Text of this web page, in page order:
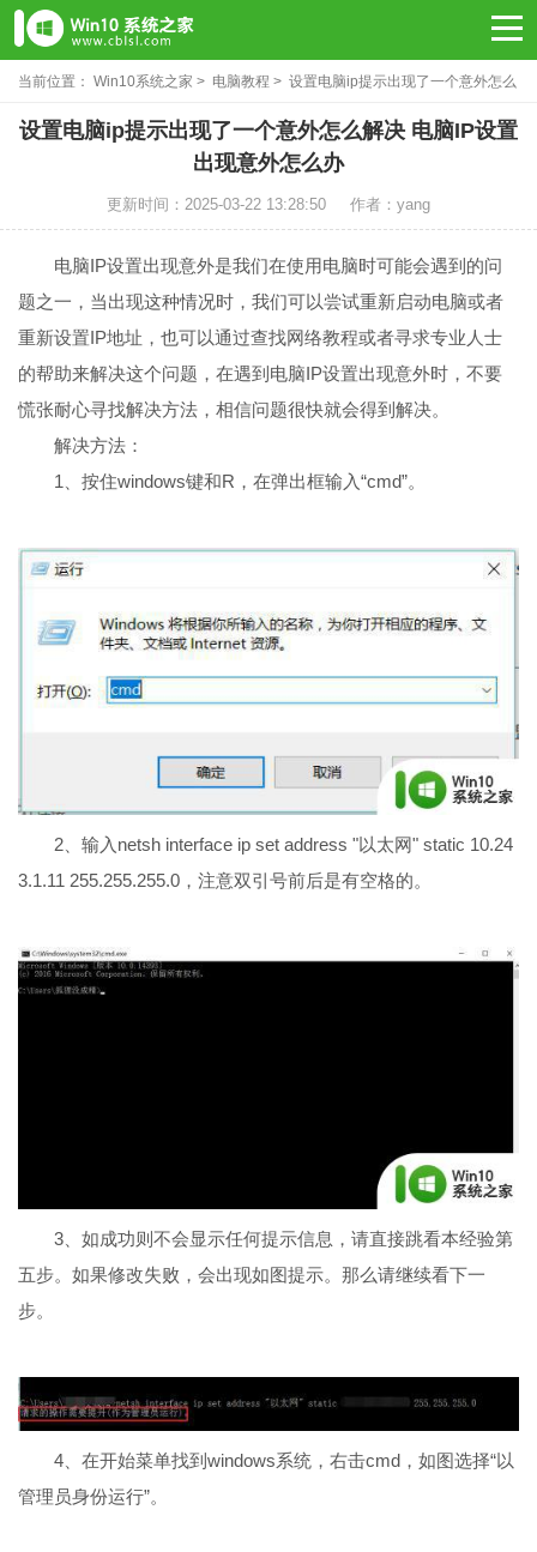
当前位置： Win10系统之家 > 电脑教程 > 设置电脑ip提示出现了一个意外怎么
解决
设置电脑ip提示出现了一个意外怎么解决 电脑IP设置
出现意外怎么办
更新时间：2025-03-22 13:28:50 作者：yang
电脑IP设置出现意外是我们在使用电脑时可能会遇到的问
题之一，当出现这种情况时，我们可以尝试重新启动电脑或者
重新设置IP地址，也可以通过查找网络教程或者寻求专业人士
的帮助来解决这个问题，在遇到电脑IP设置出现意外时，不要
慌张耐心寻找解决方法，相信问题很快就会得到解决。
解决方法：
1、按住windows键和R，在弹出框输入“cmd”。
2、输入netsh interface ip set address "以太网" static 10.24
3.1.11 255.255.255.0，注意双引号前后是有空格的。
3、如成功则不会显示任何提示信息，请直接跳看本经验第
五步。如果修改失败，会出现如图提示。那么请继续看下一
步。
4、在开始菜单找到windows系统，右击cmd，如图选择“以
管理员身份运行”。